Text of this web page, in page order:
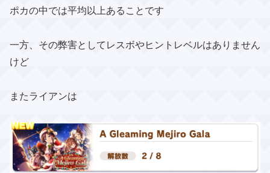
ポカの中では平均以上あることです
一方、その弊害としてレスボやヒントレベルはありません
けど
またライアンは